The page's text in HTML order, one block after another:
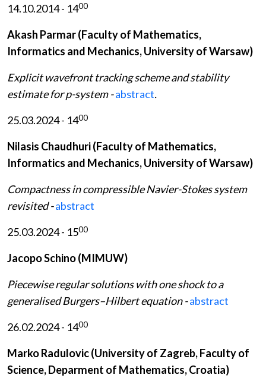
14.10.2014 - 1400
Akash Parmar (Faculty of Mathematics,
Informatics and Mechanics, University of Warsaw)
Explicit wavefront tracking scheme and stability
estimate for p-system -abstract.
25.03.2024 - 1400
Nilasis Chaudhuri (Faculty of Mathematics,
Informatics and Mechanics, University of Warsaw)
Compactness in compressible Navier-Stokes system
revisited -abstract
25.03.2024 - 1500
Jacopo Schino (MIMUW)
Piecewise regular solutions with one shock to a
generalised Burgers–Hilbert equation -abstract
26.02.2024 - 1400
Marko Radulovic (University of Zagreb, Faculty of
Science, Deparment of Mathematics, Croatia)